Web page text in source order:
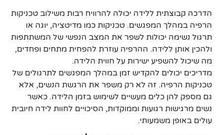
הדרכה קבוצתית ללידה יכולה להרוויח רבות משילוב טכניקות
הרפיה במהלך המפגשים. טכניקות כמו מדיטציה, יוגה או
תרגול נשימה יכולות לשפר את המצב הנפשי של המשתתפות
ולהכין אותן ללידה. ההרפיה עוזרת להפחית מתחים ופחדים,
מה שיכול להשפיע ישירות על חווית הלידה.
מדריכים יכולים להקדיש זמן במהלך המפגשים לתרגולים של
טכניקות הרפיה. זה לא רק משפר את הרגשת הנשים, אלא
גם מספק להן כלים מעשיים לשימוש בזמן הלידה. כאשר
נשים מרגישות רגועות וממוקדות, הסיכויים לחוות לידה חיובית
עולים באופן משמעותי.